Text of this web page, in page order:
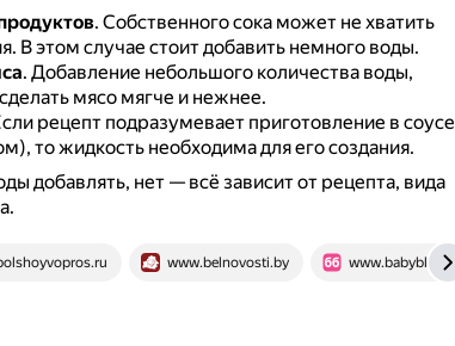
. Собственного сока может не хватить
В этом случае стоит добавить немного воды.
. Добавление небольшого количества воды,
мясо мягче и нежнее.
рецепт подразумевает приготовление в соусе
то жидкость необходима для его создания.
добавлять, нет — всё зависит от рецепта, вида
www.belnovosti.by www.babyblog.ru